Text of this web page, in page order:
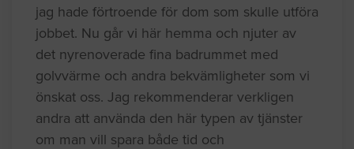
jag hade förtroende för dom som skulle utföra
jobbet. Nu går vi här hemma och njuter av
det nyrenoverade fina badrummet med
golvvärme och andra bekvämligheter som vi
önskat oss. Jag rekommenderar verkligen
andra att använda den här typen av tjänster
om man vill spara både tid och